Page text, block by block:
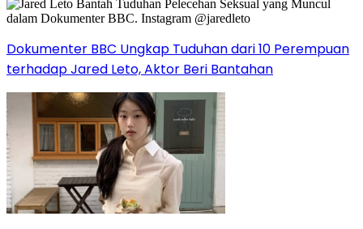
Dokumenter BBC Ungkap Tuduhan dari 10 Perempuan
terhadap Jared Leto, Aktor Beri Bantahan